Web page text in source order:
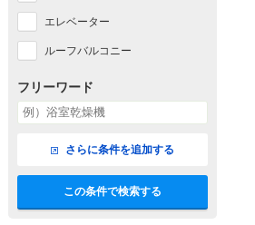
エレベーター
ルーフバルコニー
フリーワード
さらに条件を追加する
この条件で検索する